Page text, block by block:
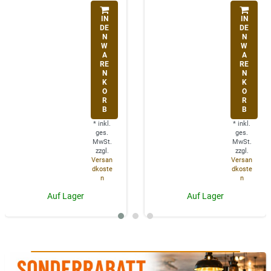
IN
DE
N
W
A
RE
N
K
O
R
B
* inkl.
ges.
MwSt.
zzgl.
Versan
dkoste
n
Auf Lager
IN
DE
N
W
A
RE
N
K
O
R
B
* inkl.
ges.
MwSt.
zzgl.
Versan
dkoste
n
Auf Lager